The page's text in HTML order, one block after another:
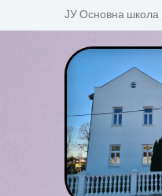
ЈУ Основна школа